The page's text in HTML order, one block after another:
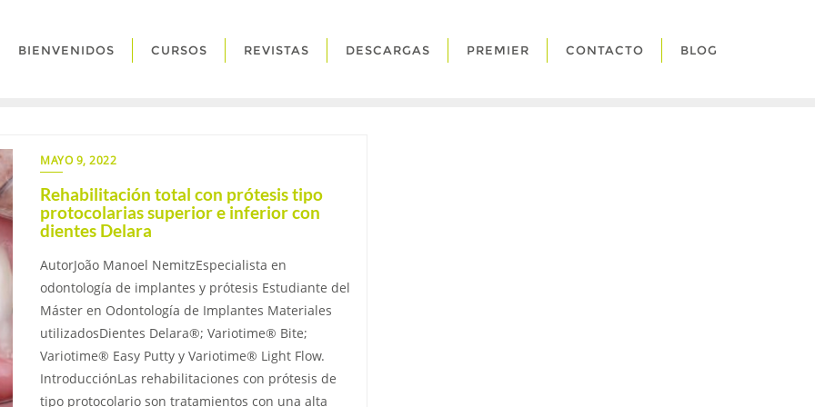
BIENVENIDOS CURSOS REVISTAS DESCARGAS PREMIER CONTACTO BLOG
MAYO 9, 2022
Rehabilitación total con prótesis tipo
protocolarias superior e inferior con
dientes Delara
AutorJoão Manoel NemitzEspecialista en
odontología de implantes y prótesis Estudiante del
Máster en Odontología de Implantes Materiales
utilizadosDientes Delara®; Variotime® Bite;
Variotime® Easy Putty y Variotime® Light Flow.
IntroducciónLas rehabilitaciones con prótesis de
tipo protocolario son tratamientos con una alta